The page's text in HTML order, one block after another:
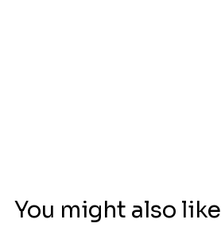
You might also like